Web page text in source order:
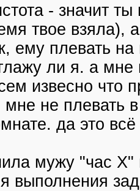
- значит
твое взяла),
ему плевать на
ли я. а мне
извесно что
мне не плевать
да это
мужу "час
выполнения